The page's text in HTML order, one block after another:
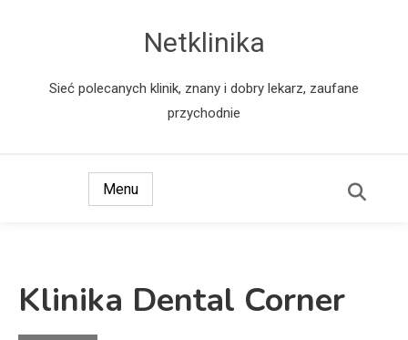
Netklinika
Sieć polecanych klinik, znany i dobry lekarz, zaufane
przychodnie
Menu
Klinika Dental Corner